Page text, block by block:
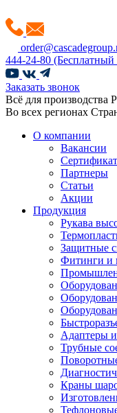
444-24-80
Заказать звонок
Всё для производства
Во всех регионах
О компании
Вакансии
Партнеры
Статьи
Акции
Продукция
Рукава
Защитные
Фитинги и
Адаптеры
Трубные
Краны